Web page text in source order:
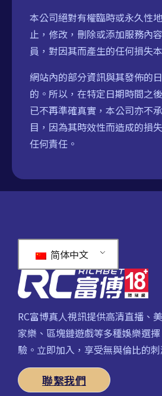
本公司絕對有權臨時或永久性
止，修改，刪除或添加服務內
員，對因其而產生的任何損失
網站內的部分資訊與其發佈的
的。所以，在特定日期時間之
已不再準確真實，本公司亦不
目，因為其時效性而造成的損
任何責任。
简体中文
RC富博真人視訊提供高清直播、
家樂、區塊鏈遊戲等多種娛樂選
驗。立即加入，享受無與倫比的刺
聯繫我們